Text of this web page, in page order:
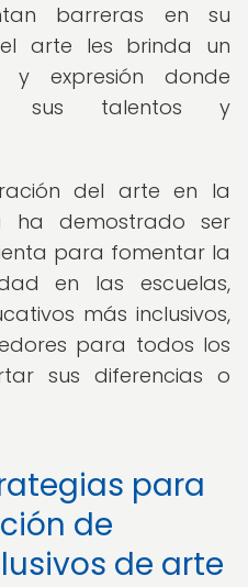
barreras en su
arte les brinda un
expresión donde
sus talentos y
del arte en la
ha demostrado ser
para fomentar la
en las escuelas,
más inclusivos,
para todos los
sus diferencias o
para
de
de arte